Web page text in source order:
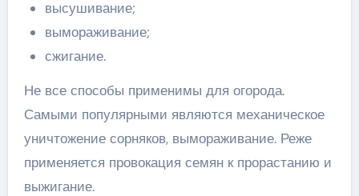
высушивание;
вымораживание;
сжигание.
Не все способы применимы для огорода.
Самыми популярными являются механическое
уничтожение сорняков, вымораживание. Реже
применяется провокация семян к прорастанию и
выжигание.